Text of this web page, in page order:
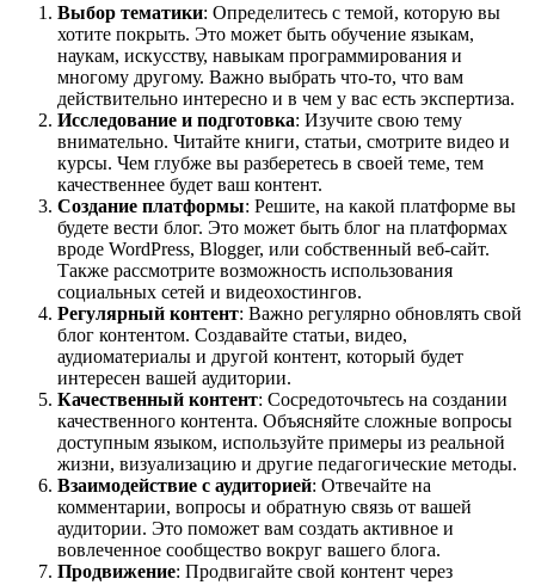
Выбор тематики: Определитесь с темой, которую вы
хотите покрыть. Это может быть обучение языкам,
наукам, искусству, навыкам программирования и
многому другому. Важно выбрать что-то, что вам
действительно интересно и в чем у вас есть экспертиза.
Исследование и подготовка: Изучите свою тему
внимательно. Читайте книги, статьи, смотрите видео и
курсы. Чем глубже вы разберетесь в своей теме, тем
качественнее будет ваш контент.
Создание платформы: Решите, на какой платформе вы
будете вести блог. Это может быть блог на платформах
вроде WordPress, Blogger, или собственный веб-сайт.
Также рассмотрите возможность использования
социальных сетей и видеохостингов.
Регулярный контент: Важно регулярно обновлять свой
блог контентом. Создавайте статьи, видео,
аудиоматериалы и другой контент, который будет
интересен вашей аудитории.
Качественный контент: Сосредоточьтесь на создании
качественного контента. Объясняйте сложные вопросы
доступным языком, используйте примеры из реальной
жизни, визуализацию и другие педагогические методы.
Взаимодействие с аудиторией: Отвечайте на
комментарии, вопросы и обратную связь от вашей
аудитории. Это поможет вам создать активное и
вовлеченное сообщество вокруг вашего блога.
Продвижение: Продвигайте свой контент через